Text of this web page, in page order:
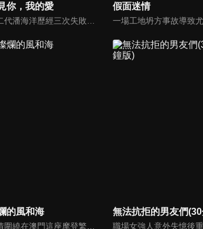
你，我的愛 假面迷情
的風和海
劇情圍繞在澳門這座摩登繁華與古樸市井交織的城市中的三場奇遇。性格張揚的藝廊策展人陳嘉慧，與來澳門格蘭披治大賽車參賽的車手韓俊豪相遇，開啟了一段速度與激情共存的浪漫愛情的故事。